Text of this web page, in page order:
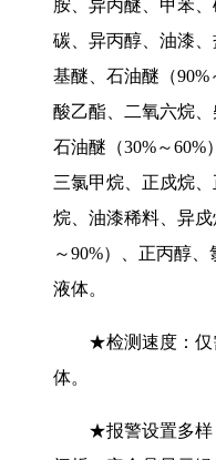
胺、异丙醚、甲苯
碳、异丙醇、油漆
基醚、石油醚（90%
酸乙酯、二氧六烷、
石油醚（30%～60%
三氯甲烷、正戍烷
烷、油漆稀料、异
～90%）、正丙醇
液体。
★检测速度：仅
体。
★报警设置多样